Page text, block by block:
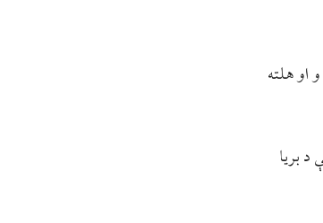
او هلته
د بریا